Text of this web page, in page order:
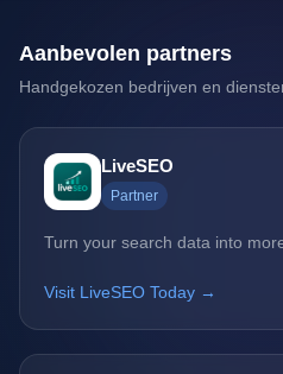
Aanbevolen partners
Handgekozen bedrijven en
LiveSEO
Partner
Turn your search data into
Visit LiveSEO Today →